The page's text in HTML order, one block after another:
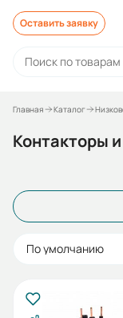
Оставить заявку
Главная Каталог
Контакторы
По умолчанию